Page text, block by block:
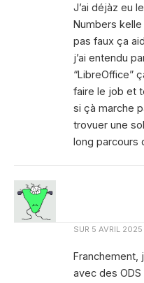
J’ai déjàz eu
Numbers kelle
pas faux ça
j’ai entendu
“LibreOffice”
faire le job et
si çà marche
trovuer une
long parcours
SUR 5 AVRIL 2025
Franchement,
avec des